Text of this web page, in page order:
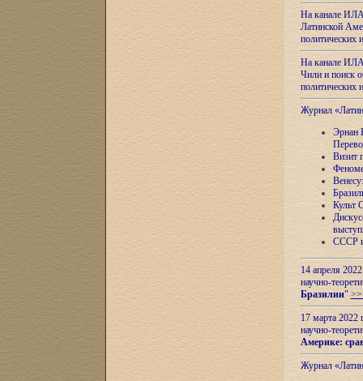
На канале
Латинской
На канале
Чили и поиск
Журнал
Эрнан
Визит
Культ
СССР и
14 апреля
научно-
Бразилии"
17 марта 2022
научно-
Америке:
Журнал